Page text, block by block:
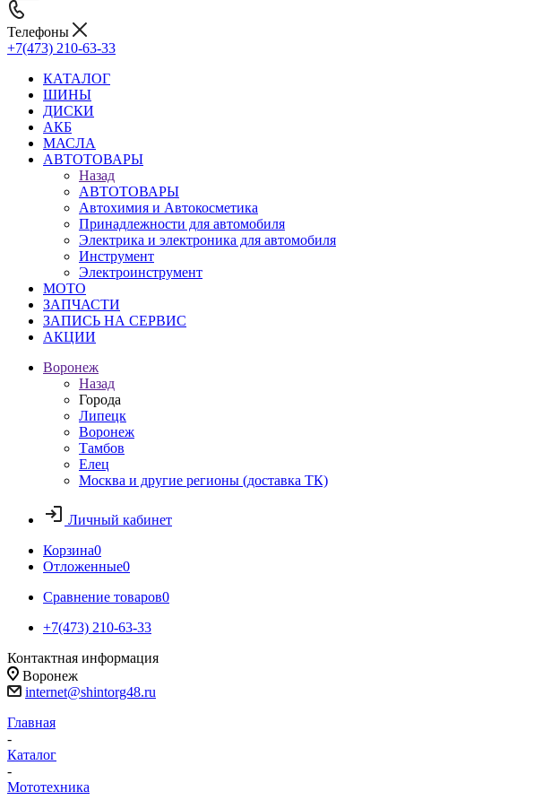
Телефоны
+7(473) 210-63-33
КАТАЛОГ
ШИНЫ
ДИСКИ
АКБ
МАСЛА
АВТОТОВАРЫ
Назад
АВТОТОВАРЫ
Автохимия и Автокосметика
Принадлежности для автомобиля
Электрика и электроника для автомобиля
Инструмент
Электроинструмент
МОТО
ЗАПЧАСТИ
ЗАПИСЬ НА СЕРВИС
АКЦИИ
Воронеж
Назад
Города
Липецк
Воронеж
Тамбов
Елец
Москва и другие регионы (доставка ТК)
Личный кабинет
Корзина0
Отложенные0
Сравнение товаров0
+7(473) 210-63-33
Контактная информация
Воронеж
internet@shintorg48.ru
Главная
-
Каталог
-
Мототехника